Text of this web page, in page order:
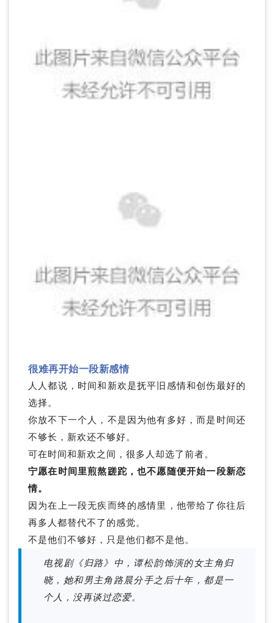
很难再开始一段新感情
人人都说，时间和新欢是抚平旧感情和创伤最好的
选择。
你放不下一个人，不是因为他有多好，而是时间还
不够长，新欢还不够好。
可在时间和新欢之间，很多人却选了前者。
宁愿在时间里煎熬蹉跎，也不愿随便开始一段新恋
情。
因为在上一段无疾而终的感情里，他带给了你往后
再多人都替代不了的感觉。
不是他们不够好，只是他们都不是他。
电视剧《归路》中，谭松韵饰演的女主角归
晓，她和男主角路晨分手之后十年，都是一
个人，没再谈过恋爱。